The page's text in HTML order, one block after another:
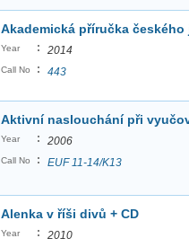
Akademická příručka českého
Year : 2014
Call No : 443
Aktivní naslouchání při
Year : 2006
Call No : EUF 11-14/K13
Alenka v říši divů + CD
Year : 2010